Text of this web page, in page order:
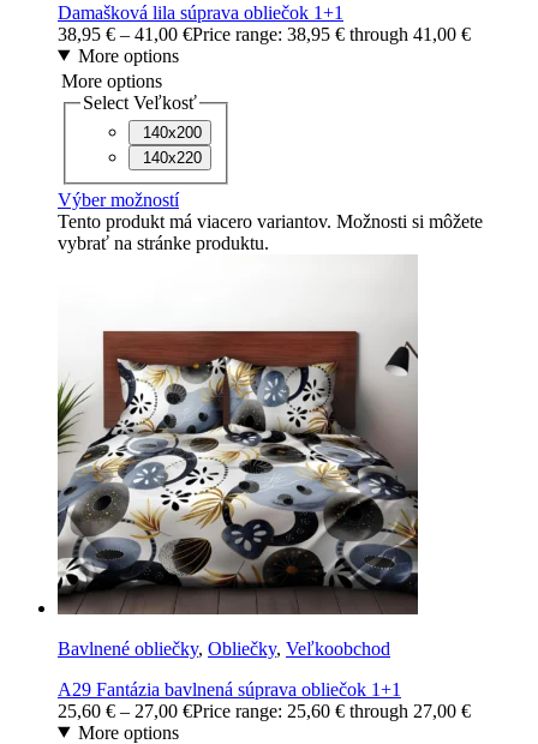
Damašková lila súprava obliečok 1+1
38,95 € – 41,00 €Price range: 38,95 € through 41,00 €
More options
More options
Select Veľkosť
140x200
140x220
Výber možností
Tento produkt má viacero variantov. Možnosti si môžete
vybrať na stránke produktu.
Bavlnené obliečky, Obliečky, Veľkoobchod
A29 Fantázia bavlnená súprava obliečok 1+1
25,60 € – 27,00 €Price range: 25,60 € through 27,00 €
More options